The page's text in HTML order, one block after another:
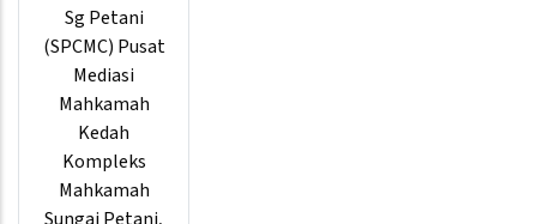
Sg Petani
(SPCMC) Pusat
Mediasi
Mahkamah
Kedah
Kompleks
Mahkamah